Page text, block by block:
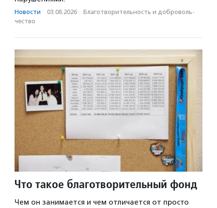
Новости · 03.08.2026 · Благотвори­тель­ность и доброволь­
чест­во
Что такое благотворительный фонд
Чем он занимается и чем отличается от просто